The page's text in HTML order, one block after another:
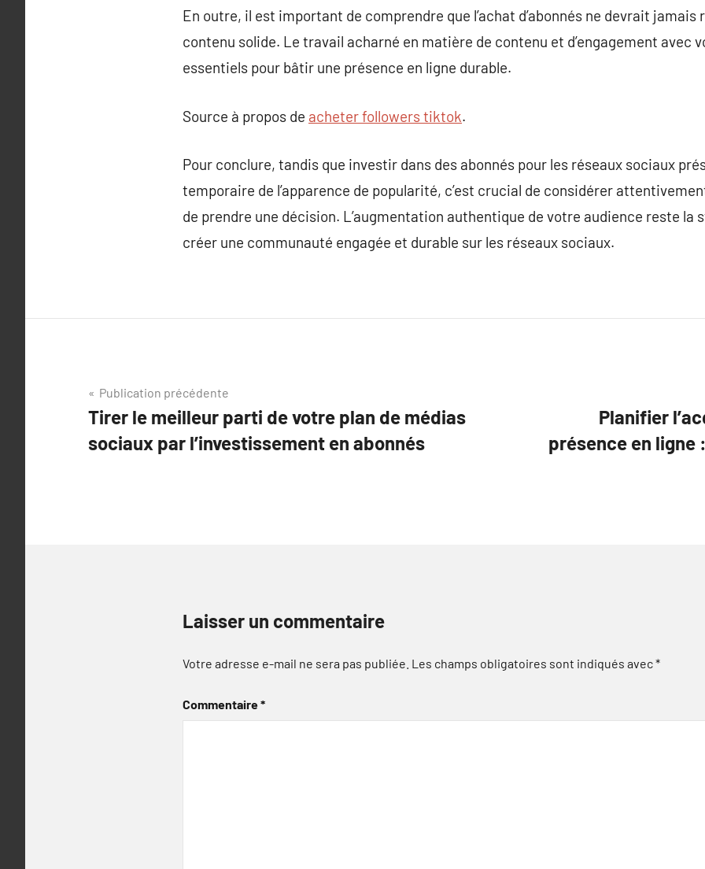
En outre, il est important de comprendre que l’achat d’abonnés ne devrait
contenu solide. Le travail acharné en matière de contenu et d’engagement avec
essentiels pour bâtir une présence en ligne durable.
Source à propos de acheter followers tiktok.
Pour conclure, tandis que investir dans des abonnés pour les réseaux sociaux
temporaire de l’apparence de popularité, c’est crucial de considérer
de prendre une décision. L’augmentation authentique de votre audience reste la
créer une communauté engagée et durable sur les réseaux sociaux.
Navigation
de
l’article
Publication précédente
Tirer le meilleur parti de votre plan de médias
sociaux par l’investissement en abonnés
Planifier
présence en
Laisser un commentaire
Votre adresse e-mail ne sera pas publiée. Les champs obligatoires sont indiqués avec*
Commentaire*